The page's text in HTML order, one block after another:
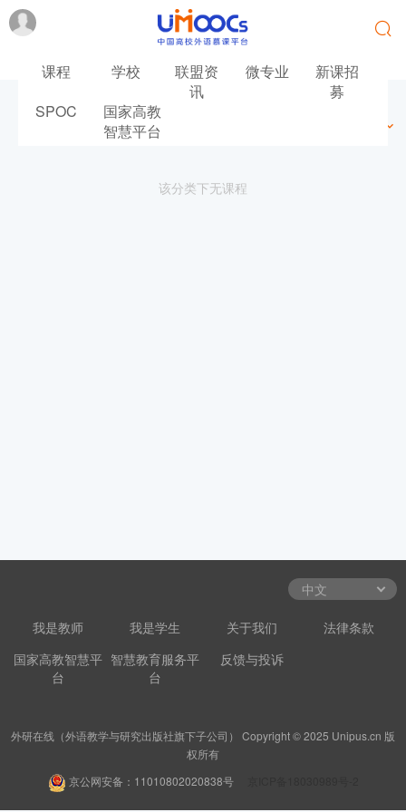
课程 学校
联盟资
讯
微专业
新课招
募
SPOC
国家高教
智慧平台
该分类下无课程
我是教师 我是学生 关于我们
法律条款
国家高教智慧平
台
智慧教育服务平
台
反馈与投诉
外研在线（外语教学与研究出版社旗下子公司） Copyright © 2025 Unipus.cn 版
权所有
京公网安备：11010802020838号